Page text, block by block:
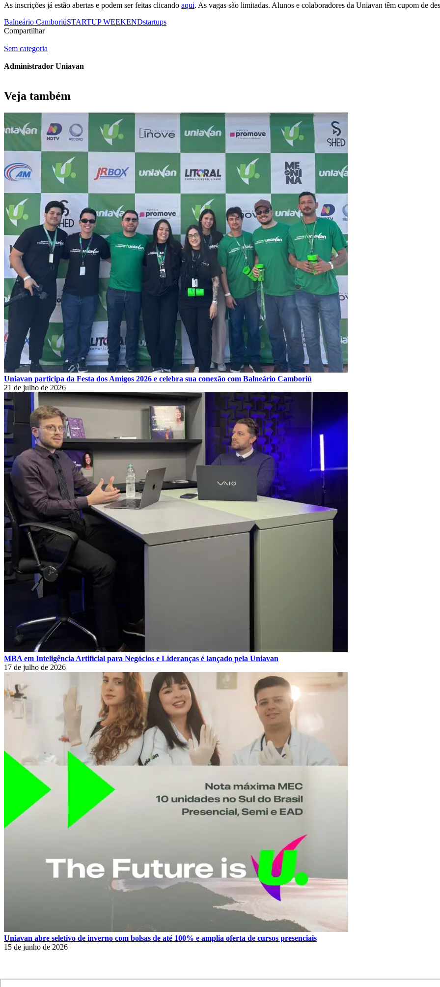
As inscrições já estão abertas e podem ser feitas clicando aqui. As vagas são limitadas. Alunos e colaboradores da Uniavan têm cupom de
Balneário CamboriúSTARTUP WEEKENDstartups
Compartilhar
Sem categoria
Administrador Uniavan
Veja também
Uniavan participa da Festa dos Amigos 2026 e celebra sua conexão com Balneário Camboriú
21 de julho de 2026
MBA em Inteligência Artificial para Negócios e Lideranças é lançado pela Uniavan
17 de julho de 2026
Uniavan abre seletivo de inverno com bolsas de até 100% e amplia oferta de cursos presenciais
15 de junho de 2026